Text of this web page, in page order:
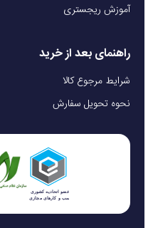
آموزش ریجستری
راهنمای بعد از خرید
شرایط مرجوع کالا
نحوه تحویل سفارش